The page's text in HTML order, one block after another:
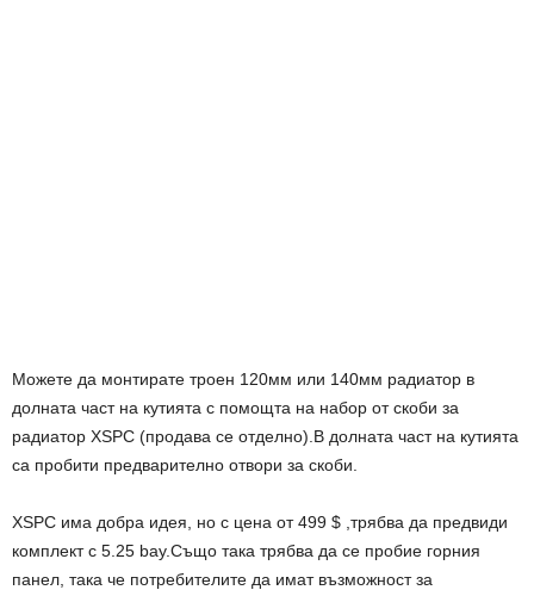
Можете да монтирате троен 120мм или 140мм радиатор в
долната част на кутията с помощта на набор от скоби за
радиатор XSPC (продава се отделно).В долната част на кутията
са пробити предварително отвори за скоби.
XSPC има добра идея, но с цена от 499 $ ,трябва да предвиди
комплект с 5.25 bay.Също така трябва да се пробие горния
панел, така че потребителите да имат възможност за